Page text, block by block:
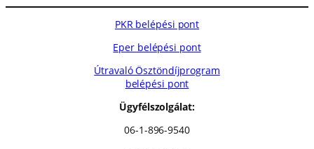
PKR belépési pont
Eper belépési pont
Útravaló Ösztöndíjprogram
belépési pont
Ügyfélszolgálat:
06-1-896-9540